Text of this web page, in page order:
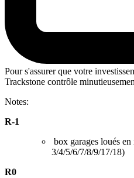
Pour s'assurer que votre
Trackstone contrôle
Notes:
R-1
box garages loués
3/4/5/6/7/8/9/17/18)
R0